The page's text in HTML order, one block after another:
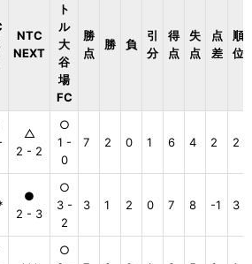
NTC
NEXT
ト
ル
大
谷
場
FC
勝
点
勝 負
引
分
得
点
失
点
点
差
順
位
△
2 - 2
○
1 -
0
7 2 0 1 6 4 2 2
●
2 - 3
○
3 -
2
3 1 2 0 7 8 -1 3
○